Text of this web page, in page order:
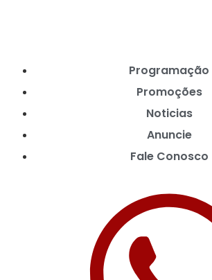
Programação
Promoções
Noticias
Anuncie
Fale Conosco